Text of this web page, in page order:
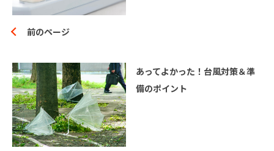
前のページ
あってよかった！台風対策＆準
備のポイント